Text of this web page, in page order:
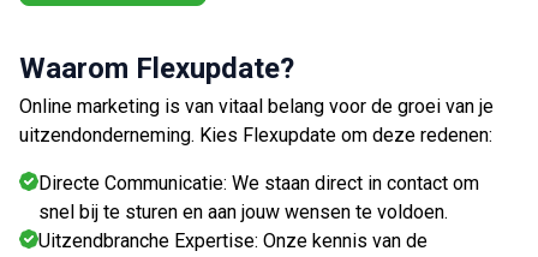
Waarom Flexupdate?
Online marketing is van vitaal belang voor de groei van je
uitzendonderneming. Kies Flexupdate om deze redenen:
Directe Communicatie: We staan direct in contact om
snel bij te sturen en aan jouw wensen te voldoen.
Uitzendbranche Expertise: Onze kennis van de
Normering Arbeid
ZiPconomy